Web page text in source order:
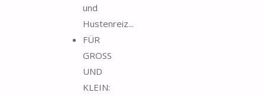
und
Hustenreiz...
FÜR
GROSS
UND
KLEIN: